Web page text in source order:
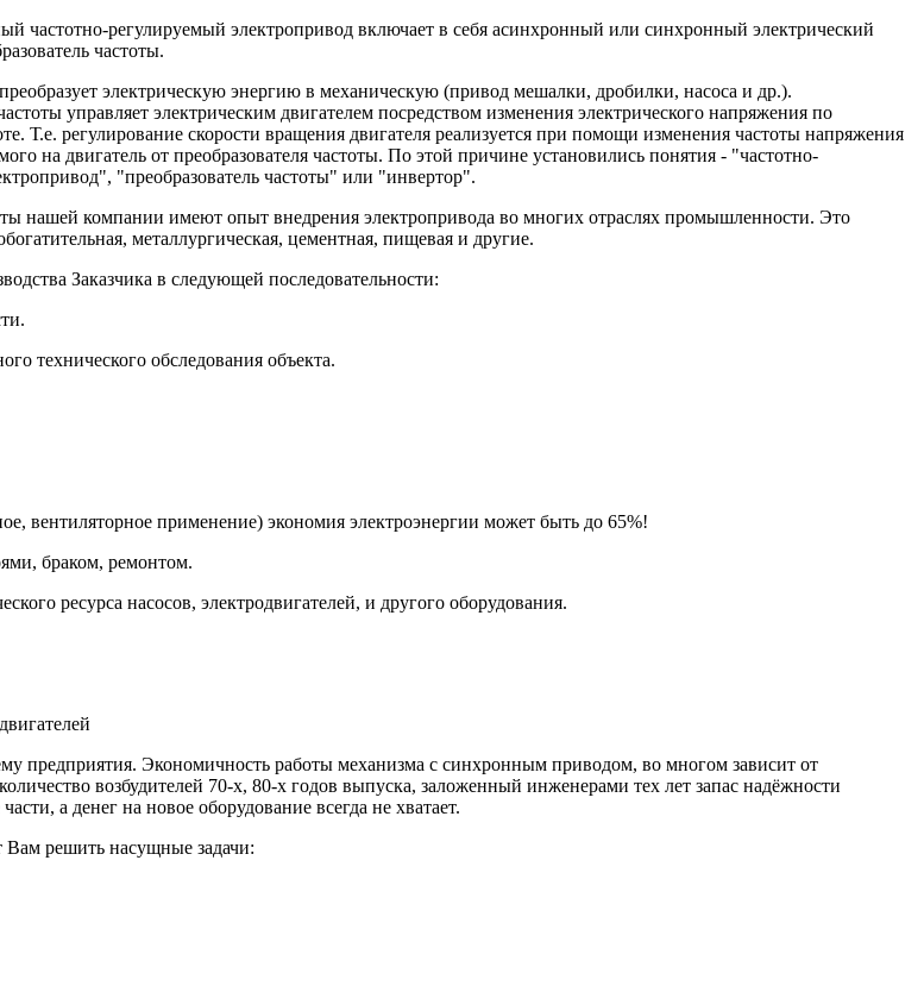
частотно-регулируемый электропривод включает в себя асинхронный или синхронный электрический
частоты.
электрическую энергию в механическую (привод мешалки, дробилки, насоса и др.).
управляет электрическим двигателем посредством изменения электрического напряжения по
Т.е. регулирование скорости вращения двигателя реализуется при помощи изменения частоты напряжения
на двигатель от преобразователя частоты. По этой причине установились понятия - "частотно-
"преобразователь частоты" или "инвертор".
нашей компании имеют опыт внедрения электропривода во многих отраслях промышленности. Это
металлургическая, цементная, пищевая и другие.
Заказчика в следующей последовательности:
технического обследования объекта.
вентиляторное применение) экономия электроэнергии может быть до 65%!
браком, ремонтом.
ресурса насосов, электродвигателей, и другого оборудования.
предприятия. Экономичность работы механизма с синхронным приводом, во многом зависит от
возбудителей 70-х, 80-х годов выпуска, заложенный инженерами тех лет запас надёжности
а денег на новое оборудование всегда не хватает.
Вам решить насущные задачи: